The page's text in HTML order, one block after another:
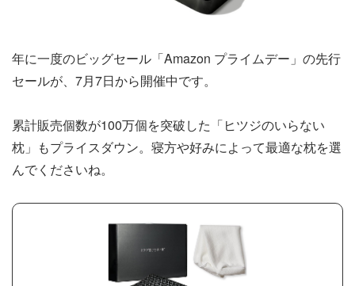
年に一度のビッグセール「Amazon プライムデー」の先行
セールが、7月7日から開催中です。
累計販売個数が100万個を突破した「ヒツジのいらない
枕」もプライスダウン。寝方や好みによって最適な枕を選
んでくださいね。